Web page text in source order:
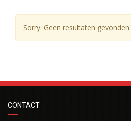
Sorry. Geen resultaten gevonden.
CONTACT